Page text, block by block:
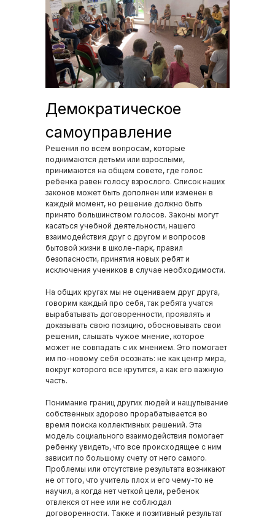
Решения по всем вопросам, которые
поднимаются детьми или взрослыми,
принимаются на общем совете, где голос
ребенка равен голосу взрослого. Список наших
законов может быть дополнен или изменен в
каждый момент, но решение должно быть
принято большинством голосов. Законы могут
касаться учебной деятельности, нашего
взаимодействия друг с другом и вопросов
бытовой жизни в школе-парк, правил
безопасности, принятия новых ребят и
исключения учеников в случае необходимости.
На общих кругах мы не оцениваем друг друга,
говорим каждый про себя, так ребята учатся
вырабатывать договоренности, проявлять и
доказывать свою позицию, обосновывать свои
решения, слышать чужое мнение, которое
может не совпадать с их мнением. Это помогает
им по-новому себя осознать: не как центр мира,
вокруг которого все крутится, а как его важную
часть.
Понимание границ других людей и нащупывание
собственных здорово прорабатывается во
время поиска коллективных решений. Эта
модель социального взаимодействия помогает
ребенку увидеть, что все происходящее с ним
зависит по большому счету от него самого.
Проблемы или отсутствие результата возникают
не от того, что учитель плох и его чему-то не
научил, а когда нет четкой цели, ребенок
отвлекся от нее или не соблюдал
договоренности. Также и позитивный результат
Демократическое
самоуправление